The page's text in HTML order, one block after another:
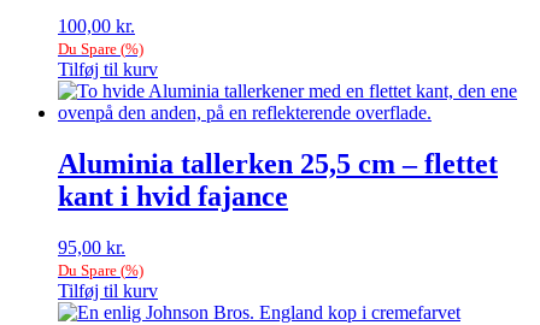
100,00 kr.
Du Spare (%)
Tilføj til kurv
Aluminia tallerken 25,5 cm – flettet
kant i hvid fajance
95,00 kr.
Du Spare (%)
Tilføj til kurv